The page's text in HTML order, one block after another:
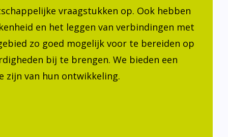
vraagstukken op. Ook hebben
en het leggen van verbindingen met
zo goed mogelijk voor te bereiden op
bij te brengen. We bieden een
zijn van hun ontwikkeling.